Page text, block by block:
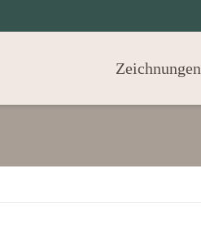
Zeichnungen